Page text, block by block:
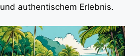
authentischem Erlebnis.